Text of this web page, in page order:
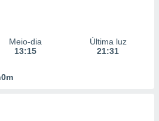
Meio-dia
13:15
Última luz
21:31